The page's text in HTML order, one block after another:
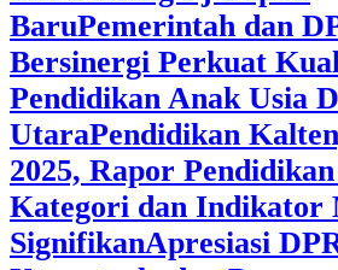
BaruPemerintah dan
Bersinergi Perkuat
Pendidikan Anak Usia
Utara‎Pendidikan
2025, Rapor
Kategori dan Indikator
SignifikanApresiasi